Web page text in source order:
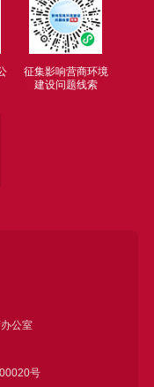
征集影响营商环境
建设问题线索
公室
号